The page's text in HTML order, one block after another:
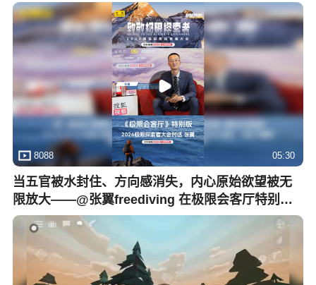
8088 05:30
当五官被水封住、方向感消失，内心原始欲望被无
限放大——@张翼freediving 在极限会客厅特别
版，讲述"以水为镜"的自由潜水如何照亮内心真
实。@张朝阳 @狐克斯姐 @晏成的财经观察 @小水
快跑SOHU @摸鱼兄弟 @局气兄弟 @搜狐文化 @
搜狐户外 @搜狐垂钓 @搜狐无人机